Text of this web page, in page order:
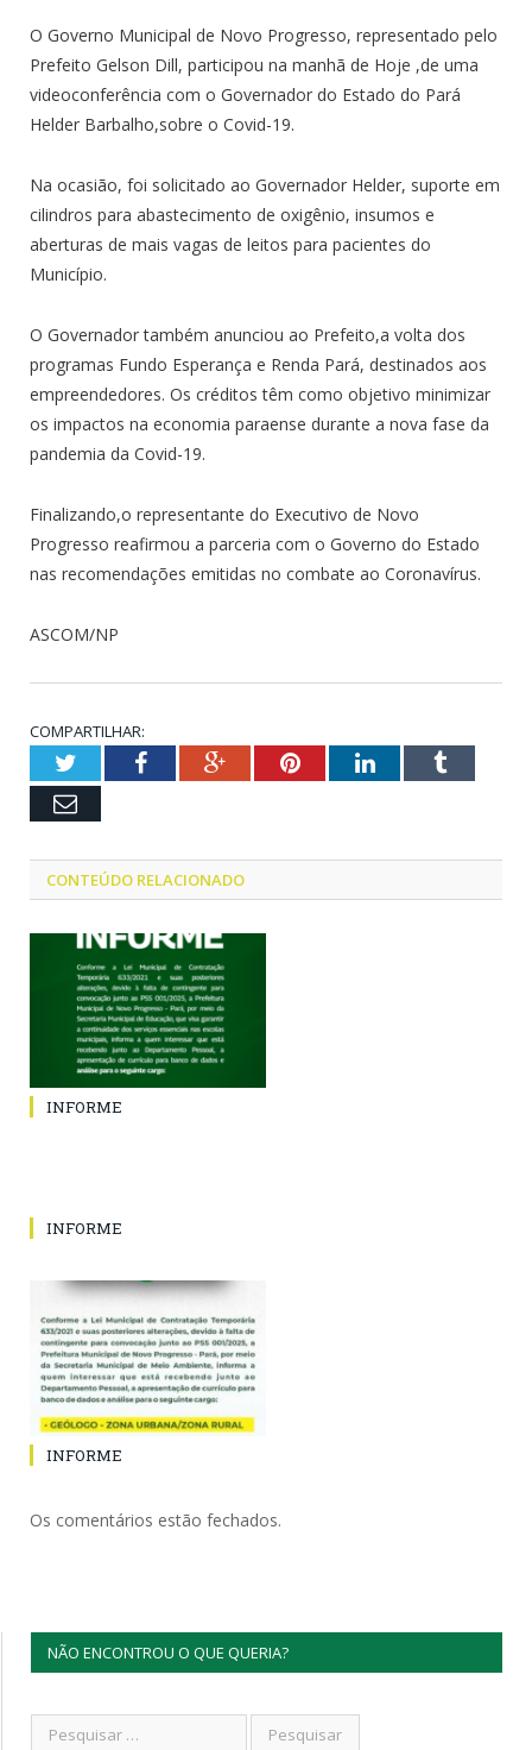
O Governo Municipal de Novo Progresso, representado pelo
Prefeito Gelson Dill, participou na manhã de Hoje ,de uma
videoconferência com o Governador do Estado do Pará
Helder Barbalho,sobre o Covid-19.
Na ocasião, foi solicitado ao Governador Helder, suporte em
cilindros para abastecimento de oxigênio, insumos e
aberturas de mais vagas de leitos para pacientes do
Município.
O Governador também anunciou ao Prefeito,a volta dos
programas Fundo Esperança e Renda Pará, destinados aos
empreendedores. Os créditos têm como objetivo minimizar
os impactos na economia paraense durante a nova fase da
pandemia da Covid-19.
Finalizando,o representante do Executivo de Novo
Progresso reafirmou a parceria com o Governo do Estado
nas recomendações emitidas no combate ao Coronavírus.
ASCOM/NP
COMPARTILHAR:
TwitterFacebookGoogle+PinterestLinkedInTumblr
Email
CONTEÚDO RELACIONADO
INFORME
INFORME
INFORME
Os comentários estão fechados.
NÃO ENCONTROU O QUE QUERIA?